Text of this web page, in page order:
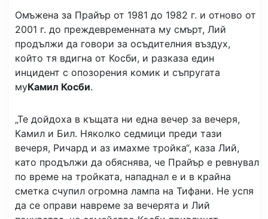
Омъжена за Прайър от 1981 до 1982 г. и отново от
2001 г. до преждевременната му смърт, Лий
продължи да говори за осъдителния въздух,
който тя вдигна от Косби, и разказа един
инцидент с опозорения комик и съпругата
муКамил Косби.
„Те дойдоха в къщата ни една вечер за вечеря,
Камил и Бил. Няколко седмици преди тази
вечеря, Ричард и аз имахме тройка“, каза Лий,
като продължи да обяснява, че Прайър е ревнувал
по време на тройката, нападнал е и в крайна
сметка счупил огромна лампа на Тифани. Не успя
да се оправи навреме за вечерята и Лий